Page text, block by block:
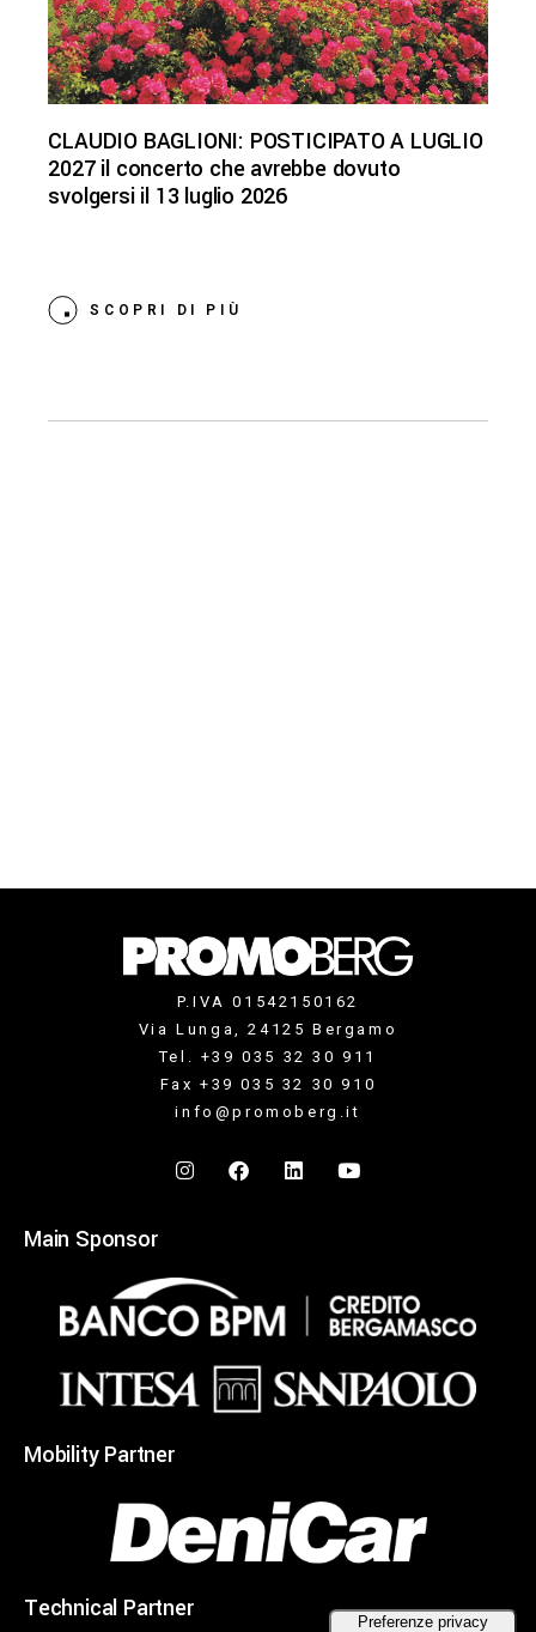
CLAUDIO BAGLIONI: POSTICIPATO A LUGLIO
2027 il concerto che avrebbe dovuto
svolgersi il 13 luglio 2026
SCOPRI DI PIÙ
P.IVA 01542150162
Via Lunga, 24125 Bergamo
Tel. +39 035 32 30 911
Fax +39 035 32 30 910
info@promoberg.it
Main Sponsor
Mobility Partner
Technical Partner